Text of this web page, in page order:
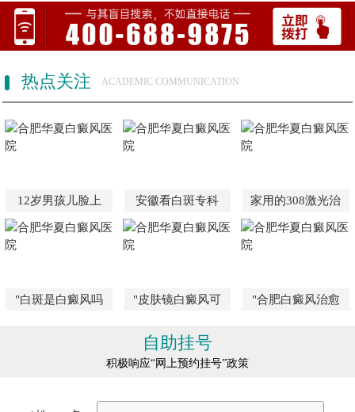
热点关注 ACADEMIC COMMUNICATION
12岁男孩儿脸上 安徽看白斑专科 家用的308激光治
"白斑是白癜风吗 "皮肤镜白癜风可 "合肥白癜风治愈
自助挂号
积极响应“网上预约挂号”政策